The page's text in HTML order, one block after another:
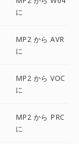
に
MP2 から AVR
に
MP2 から VOC
に
MP2 から PRC
に